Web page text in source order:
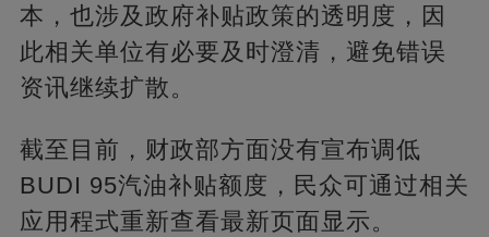
本，也涉及政府补贴政策的透明度，因
此相关单位有必要及时澄清，避免错误
资讯继续扩散。
截至目前，财政部方面没有宣布调低
BUDI 95汽油补贴额度，民众可通过相关
应用程式重新查看最新页面显示。